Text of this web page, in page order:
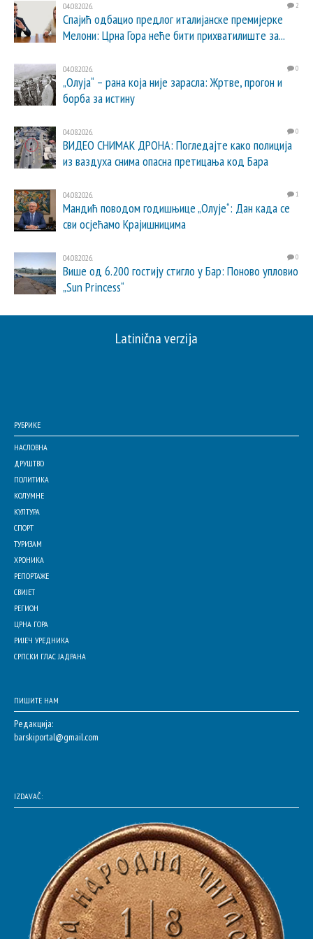
04.08.2026. 2
Спајић одбацио предлог италијанске премијерке
Мелони: Црна Гора неће бити прихватилиште за...
04.08.2026. 0
„Олуја“ – рана која није зарасла: Жртве, прогон и
борба за истину
04.08.2026. 0
ВИДЕО СНИМАК ДРОНА: Погледајте како полиција
из ваздуха снима опасна претицања код Бара
04.08.2026. 1
Мандић поводом годишњице „Олује“: Дан када се
сви осјећамо Крајишницима
04.08.2026. 0
Више од 6.200 гостију стигло у Бар: Поново упловио
„Sun Princess“
Latinična verzija
РУБРИКЕ
НАСЛОВНА
ДРУШТВО
ПОЛИТИКА
КОЛУМНЕ
КУЛТУРА
СПОРТ
ТУРИЗАМ
ХРОНИКА
РЕПОРТАЖЕ
СВИЈЕТ
РЕГИОН
ЦРНА ГОРА
РИЈЕЧ УРЕДНИКА
СРПСКИ ГЛАС ЈАДРАНА
ПИШИТЕ НАМ
Редакција:
barskiportal@gmail.com
IZDAVAČ: